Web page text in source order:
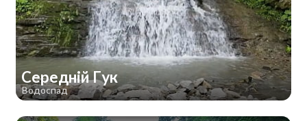
Середній Гук
Водоспад